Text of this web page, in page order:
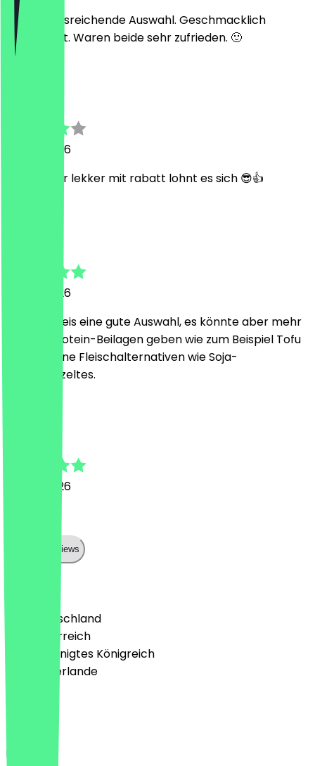
Absolut ausreichende Auswahl. Geschmacklich
wirklich gut. Waren beide sehr zufrieden. 🙂
30. Juli 2026
Essen wahr lekker mit rabatt lohnt es sich 😎👍
27. Juli 2026
Für den Preis eine gute Auswahl, es könnte aber mehr
vegane Protein-Beilagen geben wie zum Beispiel Tofu
oder vegane Fleischalternativen wie Soja-
Geschnetzeltes.
25. Juli 2026
Show all reviews
🇩🇪 Deutschland
🇦🇹 Österreich
🇬🇧 Vereinigtes Königreich
🇳🇱 Niederlande
Deutsch
English